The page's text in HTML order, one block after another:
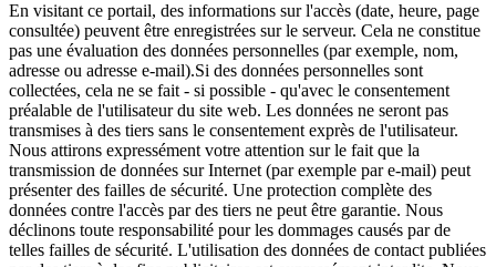
En visitant ce portail, des informations sur l'accès (date, heure, page
consultée) peuvent être enregistrées sur le serveur. Cela ne constitue
pas une évaluation des données personnelles (par exemple, nom,
adresse ou adresse e-mail).Si des données personnelles sont
collectées, cela ne se fait - si possible - qu'avec le consentement
préalable de l'utilisateur du site web. Les données ne seront pas
transmises à des tiers sans le consentement exprès de l'utilisateur.
Nous attirons expressément votre attention sur le fait que la
transmission de données sur Internet (par exemple par e-mail) peut
présenter des failles de sécurité. Une protection complète des
données contre l'accès par des tiers ne peut être garantie. Nous
déclinons toute responsabilité pour les dommages causés par de
telles failles de sécurité. L'utilisation des données de contact publiées